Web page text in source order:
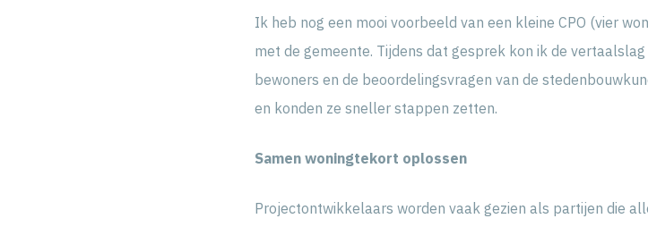
Ik heb nog een mooi voorbeeld van een kleine CPO (vier
met de gemeente. Tijdens dat gesprek kon ik de
bewoners en de beoordelingsvragen van de
en konden ze sneller stappen zetten.
Samen woningtekort oplossen
Projectontwikkelaars worden vaak gezien als partijen die